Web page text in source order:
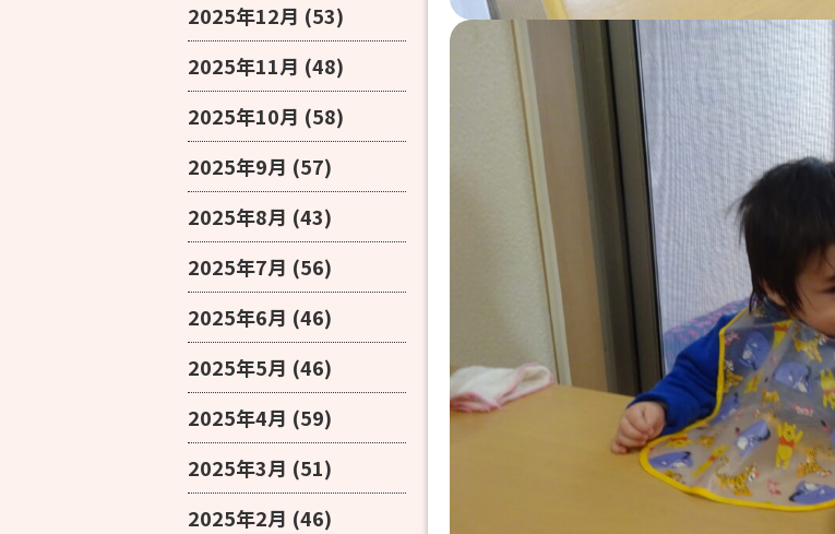
2025年12月 (53)
2025年11月 (48)
2025年10月 (58)
2025年9月 (57)
2025年8月 (43)
2025年7月 (56)
2025年6月 (46)
2025年5月 (46)
2025年4月 (59)
2025年3月 (51)
2025年2月 (46)